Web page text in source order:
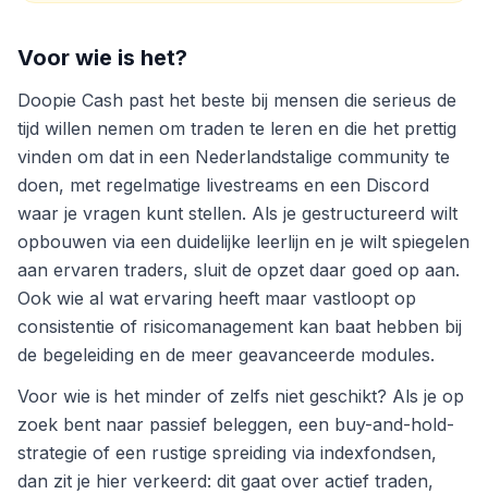
Voor wie is het?
Doopie Cash past het beste bij mensen die serieus de
tijd willen nemen om traden te leren en die het prettig
vinden om dat in een Nederlandstalige community te
doen, met regelmatige livestreams en een Discord
waar je vragen kunt stellen. Als je gestructureerd wilt
opbouwen via een duidelijke leerlijn en je wilt spiegelen
aan ervaren traders, sluit de opzet daar goed op aan.
Ook wie al wat ervaring heeft maar vastloopt op
consistentie of risicomanagement kan baat hebben bij
de begeleiding en de meer geavanceerde modules.
Voor wie is het minder of zelfs niet geschikt? Als je op
zoek bent naar passief beleggen, een buy-and-hold-
strategie of een rustige spreiding via indexfondsen,
dan zit je hier verkeerd: dit gaat over actief traden,